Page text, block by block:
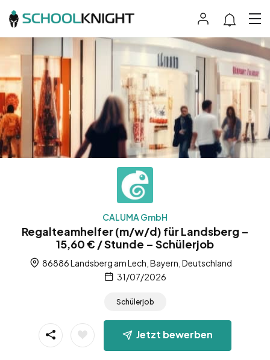
CALUMA GmbH
Regalteamhelfer (m/w/d) für Landsberg –
15,60 € / Stunde – Schülerjob
86886 Landsberg am Lech, Bayern, Deutschland
31/07/2026
Schülerjob
Jetzt bewerben